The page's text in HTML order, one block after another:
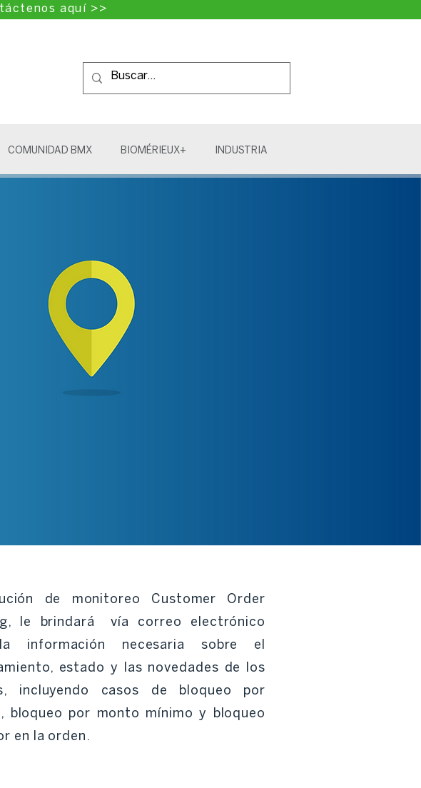
aquí >>
COMUNIDAD BMX BIOMÉRIEUX+ INDUSTRIA
de monitoreo Customer Order
le brindará vía correo electrónico
información necesaria sobre el
estado y las novedades de los
incluyendo casos de bloqueo por
bloqueo por monto mínimo y bloqueo
en la orden.